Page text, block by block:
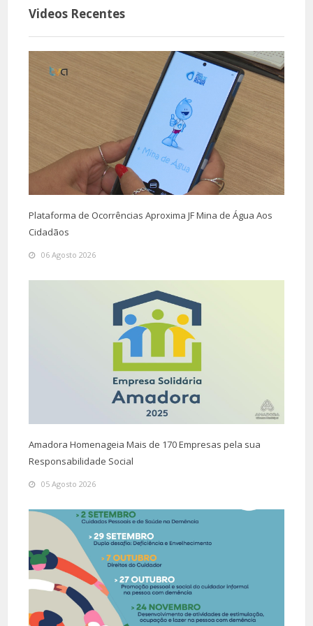
A TVAMADORA informa sobre as decisões políticas na cidade, assim
projectos da autarquia.
A TVAMADORA tem ainda como propósito dar a conhecer a cidade e
através de trabalhos de longa duração.
A TVAMADORA compromete-se a respeitar e a realizar o seu
princípios deontológicos e éticos jornalísticos, assim como garantir o
A TVAMADORA compromete-se a todos estes objectivos tendo por
liberdade editorial, da igualdade e da verdade.
Diretor de Informação
Tlm. : 932 799 467
Programação
Carlos Sequeira
WebDesign
TVAmadora
Colaboradores
Videos Recentes
Plataforma de Ocorrências Aproxima JF Mina de Água Aos
Cidadãos
06 Agosto 2026
Amadora Homenageia Mais de 170 Empresas pela sua
Responsabilidade Social
05 Agosto 2026